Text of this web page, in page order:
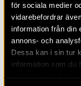
för sociala medier
vidarebefordrar
information från din
annons- och
Dessa kan i sin tur
information som du